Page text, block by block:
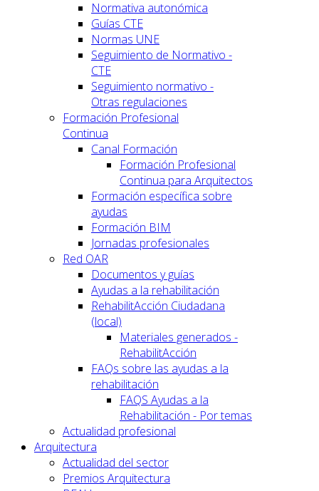
Normativa autonómica
Guías CTE
Normas UNE
Seguimiento de Normativo -
CTE
Seguimiento normativo -
Otras regulaciones
Formación Profesional
Continua
Canal Formación
Formación Profesional
Continua para Arquitectos
Formación específica sobre
ayudas
Formación BIM
Jornadas profesionales
Red OAR
Documentos y guías
Ayudas a la rehabilitación
RehabilitAcción Ciudadana
(local)
Materiales generados -
RehabilitAcción
FAQs sobre las ayudas a la
rehabilitación
FAQS Ayudas a la
Rehabilitación - Por temas
Actualidad profesional
Arquitectura
Actualidad del sector
Premios Arquitectura